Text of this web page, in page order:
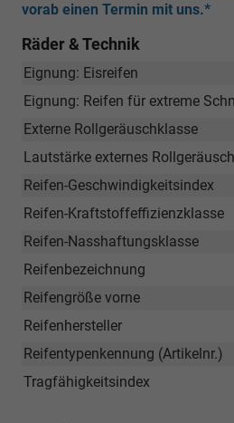
vorab einen Termin mit uns.*
Räder & Technik
Eignung: Eisreifen
Eignung: Reifen für extreme
Externe Rollgeräuschklasse
Lautstärke externes
Reifen-Geschwindigkeitsindex
Reifen-Kraftstoffeffizienzklasse
Reifen-Nasshaftungsklasse
Reifenbezeichnung
Reifengröße vorne
Reifenhersteller
Reifentypenkennung (Artikelnr.)
Tragfähigkeitsindex